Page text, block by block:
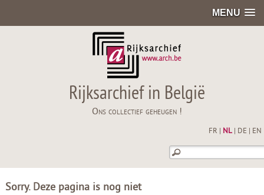
MENU
Rijksarchief in België
Ons collectief geheugen !
FR NL| DE EN
Sorry. Deze pagina is nog niet